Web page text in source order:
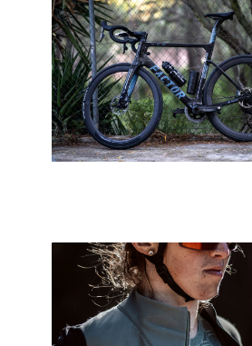
120
Inicio